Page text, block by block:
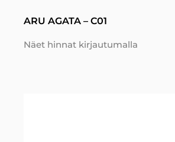
ARU AGATA – C01
Näet hinnat kirjautumalla